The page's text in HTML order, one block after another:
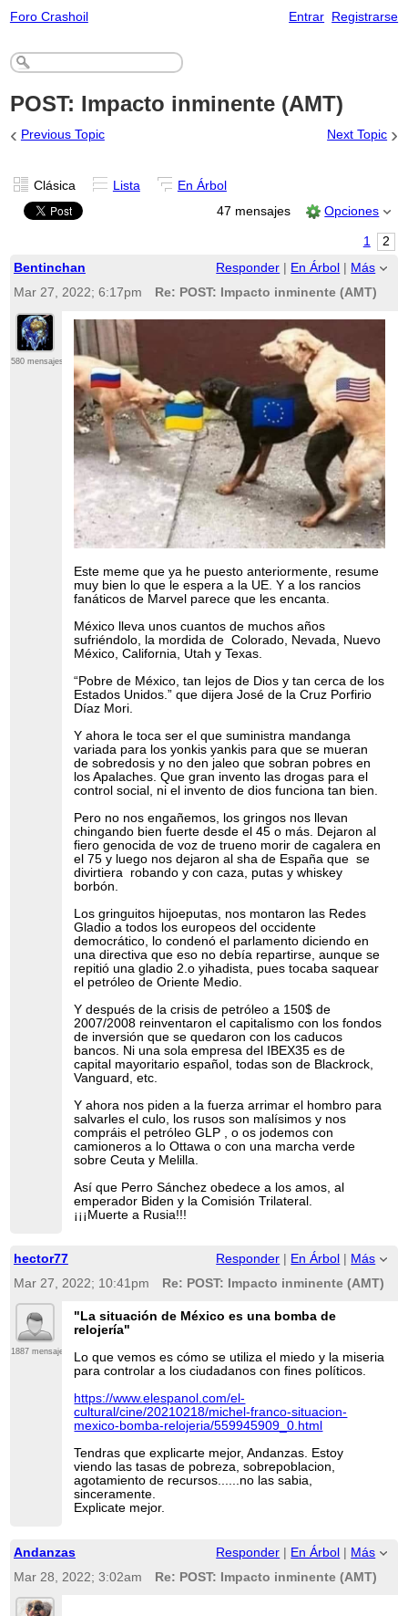
Foro Crashoil Entrar Registrarse
POST: Impacto inminente (AMT)
‹ Previous Topic Next Topic ›
Clásica Lista
En Árbol
47 mensajes
Opciones
1
2
Bentinchan
Responder En Árbol
Más
Mar 27, 2022; 6:17pm
Re: POST: Impacto inminente (AMT)
580 mensajes
Este meme que ya he puesto anteriormente, resume
muy bien lo que le espera a la UE. Y a los rancios
fanáticos de Marvel parece que les encanta.
México lleva unos cuantos de muchos años
sufriéndolo, la mordida de Colorado, Nevada, Nuevo
México, California, Utah y Texas.
“Pobre de México, tan lejos de Dios y tan cerca de los
Estados Unidos.” que dijera José de la Cruz Porfirio
Díaz Mori​.
Y ahora le toca ser el que suministra mandanga
variada para los yonkis yankis para que se mueran
de sobredosis y no den jaleo que sobran pobres en
los Apalaches. Que gran invento las drogas para el
control social, ni el invento de dios funciona tan bien.
Pero no nos engañemos, los gringos nos llevan
chingando bien fuerte desde el 45 o más. Dejaron al
fiero genocida de voz de trueno morir de cagalera en
el 75 y luego nos dejaron al sha de España que se
divirtiera robando y con caza, putas y whiskey
borbón.
Los gringuitos hijoeputas, nos montaron las Redes
Gladio a todos los europeos del occidente
democrático, lo condenó el parlamento diciendo en
una directiva que eso no debía repartirse, aunque se
repitió una gladio 2.o yihadista, pues tocaba saquear
el petróleo de Oriente Medio.
Y después de la crisis de petróleo a 150$ de
2007/2008 reinventaron el capitalismo con los fondos
de inversión que se quedaron con los caducos
bancos. Ni una sola empresa del IBEX35 es de
capital mayoritario español, todas son de Blackrock,
Vanguard, etc.
Y ahora nos piden a la fuerza arrimar el hombro para
salvarles el culo, los rusos son malísimos y nos
compráis el petróleo GLP , o os jodemos con
camioneros a lo Ottawa o con una marcha verde
sobre Ceuta y Melilla.
Así que Perro Sánchez obedece a los amos, al
emperador Biden y la Comisión Trilateral.
¡¡¡Muerte a Rusia!!!
hector77 Responder En Árbol
Más
Mar 27, 2022; 10:41pm
Re: POST: Impacto inminente (AMT)
1887 mensajes
"La situación de México es una bomba de
relojería"
Lo que vemos es cómo se utiliza el miedo y la miseria
para controlar a los ciudadanos con fines políticos.
https://www.elespanol.com/el-
cultural/cine/20210218/michel-franco-situacion-
mexico-bomba-relojeria/559945909_0.html
Tendras que explicarte mejor, Andanzas. Estoy
viendo las tasas de pobreza, sobrepoblacion,
agotamiento de recursos......no las sabia,
sinceramente.
Explicate mejor.
Andanzas Responder | En Árbol | Más
Mar 28, 2022; 3:02am
Re: POST: Impacto inminente (AMT)